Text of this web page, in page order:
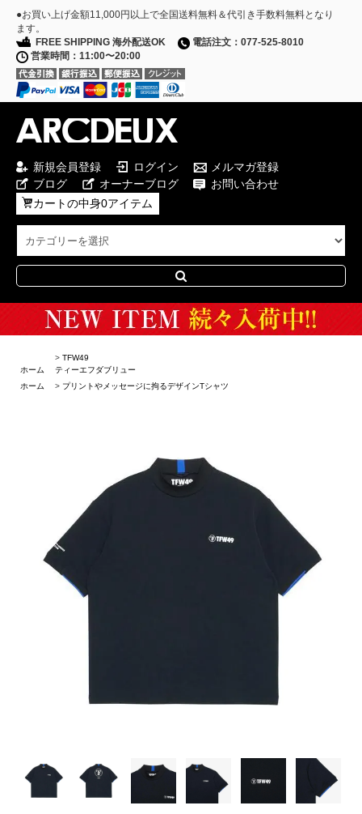
●お買い上げ金額11,000円以上で全国送料無料＆代引き手数料無料となり
ます。
FREE SHIPPING 海外配送OK
電話注文：077-525-8010
営業時間：11:00〜20:00
新規会員登録 ログイン
メルマガ登録
ブログ
オーナーブログ
お問い合わせ
カートの中身0アイテム
ホーム
> TFW49
ティーエフダブリュー
ホーム
> プリントやメッセージに拘るデザインTシャツ